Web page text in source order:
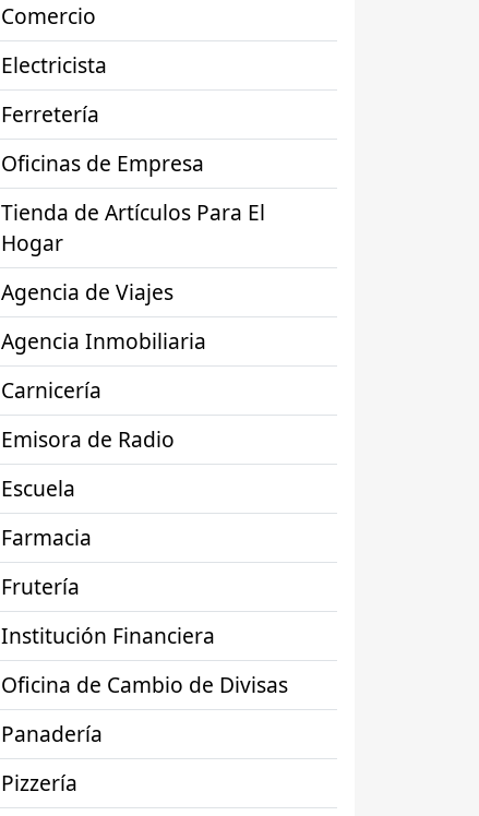
Comercio
Electricista
Ferretería
Oficinas de Empresa
Tienda de Artículos Para El
Hogar
Agencia de Viajes
Agencia Inmobiliaria
Carnicería
Emisora de Radio
Escuela
Farmacia
Frutería
Institución Financiera
Oficina de Cambio de Divisas
Panadería
Pizzería